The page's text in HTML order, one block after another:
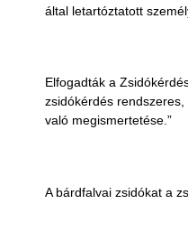
által letartóztatott
Elfogadták a
zsidókérdés
való megismertetése.”
A bárdfalvai zsidókat a